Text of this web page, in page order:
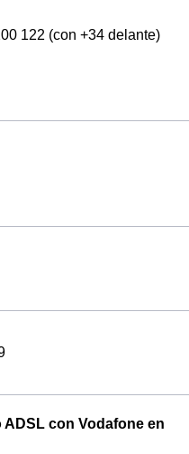
122 (con +34 delante)
con Vodafone en